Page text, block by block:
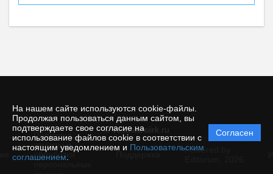
На нашем сайте используются cookie-файлы.
Продолжая пользоваться данным сайтом, вы
подтверждаете свое согласие на
использование файлов cookie в соответствии с
настоящим уведомлением и Пользовательским
соглашением
Согласен
© vestnikesiirk.ru
Политика
защиты и
обработки
Powered by